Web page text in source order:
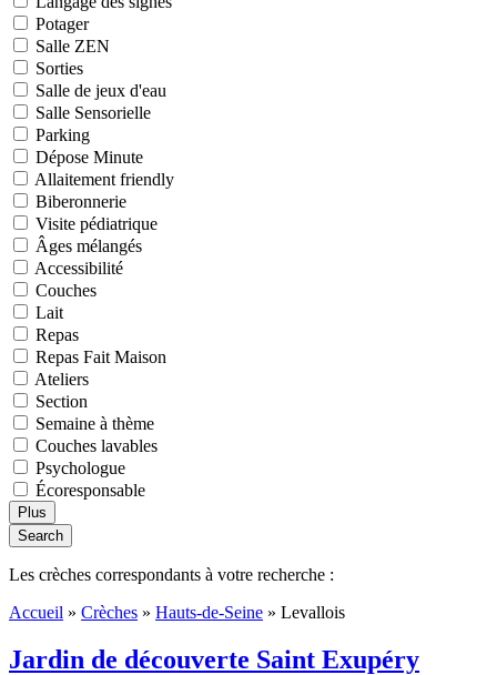
Potager
Salle ZEN
Sorties
Salle de jeux d'eau
Salle Sensorielle
Parking
Dépose Minute
Allaitement friendly
Biberonnerie
Visite pédiatrique
Âges mélangés
Accessibilité
Couches
Lait
Repas
Repas Fait Maison
Ateliers
Section
Semaine à thème
Couches lavables
Psychologue
Écoresponsable
Plus
Search
Les crèches correspondants à votre recherche :
Accueil » Crèches » Hauts-de-Seine » Levallois
Jardin de découverte Saint Exupéry